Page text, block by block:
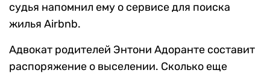
судья напомнил ему о сервисе для поиска
жилья Airbnb.
Адвокат родителей Энтони Адоранте составит
распоряжение о выселении. Сколько еще